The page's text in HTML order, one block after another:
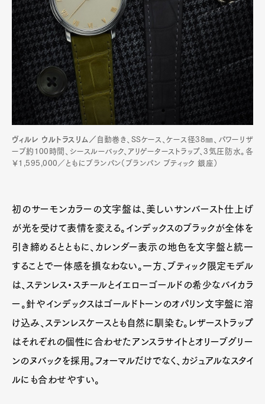
ヴィルレ ウルトラスリム／ 自動巻き、SSケース、ケース径38㎜、パワーリザ
ーブ約100時間、シースルーバック、アリゲーターストラップ、3気圧防水。各
￥1,595,000／ともにブランパン（ブランパン ブティック 銀座）
初のサーモンカラーの文字盤は、美しいサンバースト仕上げ
が光を受けて表情を変える。インデックスのブラックが全体を
引き締めるとともに、カレンダー表示の地色を文字盤と統一
することで一体感を損なわない。一方、ブティック限定モデル
は、ステンレス・スチールとイエローゴールドの希少なバイカラ
ー。針やインデックスはゴールドトーンのオパリン文字盤に溶
け込み、ステンレスケースとも自然に馴染む。レザーストラップ
はそれぞれの個性に合わせたアンスラサイトとオリーブグリー
ンのヌバックを採用。フォーマルだけでなく、カジュアルなスタイ
ルにも合わせやすい。